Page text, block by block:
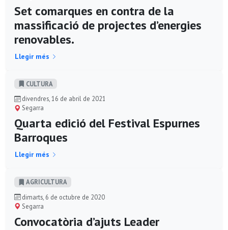
Set comarques en contra de la
massificació de projectes d’energies
renovables.
Llegir més
CULTURA
divendres, 16 de abril de 2021
Segarra
Quarta edició del Festival Espurnes
Barroques
Llegir més
AGRICULTURA
dimarts, 6 de octubre de 2020
Segarra
Convocatòria d’ajuts Leader